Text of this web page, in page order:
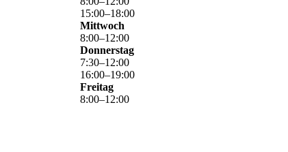
15:00–18:00
Mittwoch
8:00–12:00
Donnerstag
7:30–12:00
16:00–19:00
Freitag
8:00–12:00